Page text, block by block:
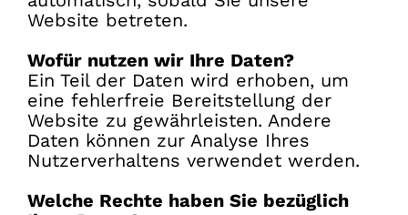
Website betreten.
Wofür nutzen wir Ihre Daten?
Ein Teil der Daten wird erhoben, um
eine fehlerfreie Bereitstellung der
Website zu gewährleisten. Andere
Daten können zur Analyse Ihres
Nutzerverhaltens verwendet werden.
Welche Rechte haben Sie bezüglich